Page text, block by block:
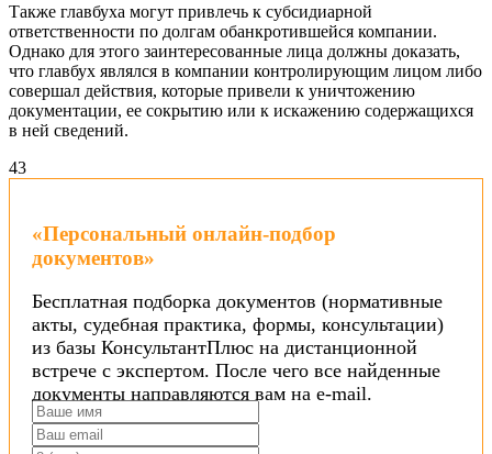
Также главбуха могут привлечь к субсидиарной
ответственности по долгам обанкротившейся компании.
Однако для этого заинтересованные лица должны доказать,
что главбух являлся в компании контролирующим лицом либо
совершал действия, которые привели к уничтожению
документации, ее сокрытию или к искажению содержащихся
в ней сведений.
43
«Персональный онлайн-подбор
документов»
Бесплатная подборка документов (нормативные
акты, судебная практика, формы, консультации)
из базы КонсультантПлюс на дистанционной
встрече с экспертом. После чего все найденные
документы направляются вам на e-mail.